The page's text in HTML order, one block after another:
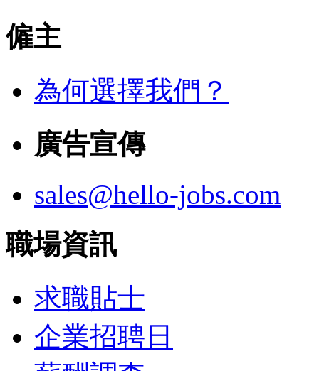
僱主
為何選擇我們？
廣告宣傳
sales@hello-jobs.com
職場資訊
求職貼士
企業招聘日